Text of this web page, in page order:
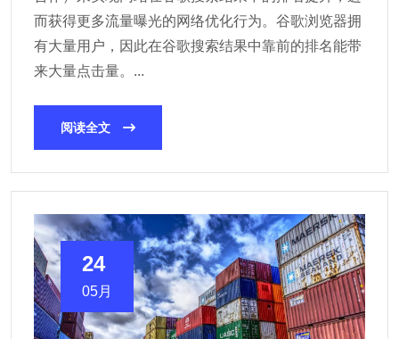
而获得更多流量曝光的网络优化行为。谷歌浏览器拥
有大量用户，因此在谷歌搜索结果中靠前的排名能带
来大量点击量。...
阅读全文
24
05月